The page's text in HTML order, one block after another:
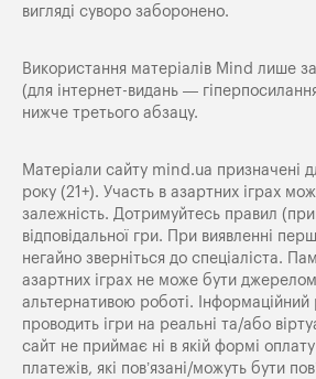
вигляді суворо заборонено.
Використання матеріалів Mind лише
(для інтернет-видань —
нижче третього абзацу.
Матеріали сайту mind.ua призначені
року (21+). Участь в азартних іграх
залежність. Дотримуйтесь правил
відповідальної гри. При виявленні
негайно зверніться до спеціаліста.
азартних іграх не може бути
альтернативою роботі.
проводить ігри на реальні та/або
сайт не приймає ні в якій формі
платежів, які пов’язані/можуть бути